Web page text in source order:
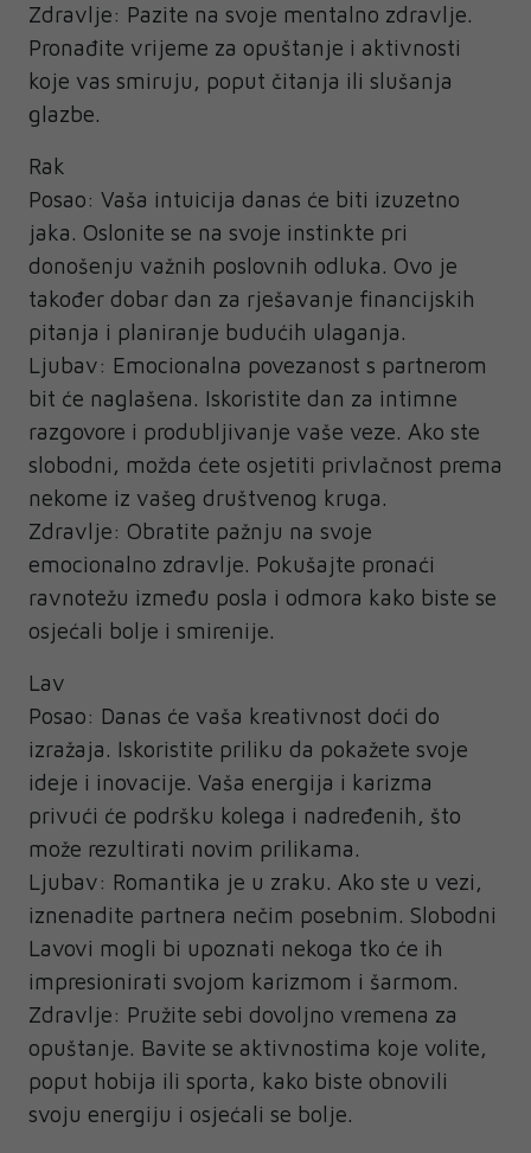
Zdravlje: Pazite na svoje mentalno zdravlje.
Pronađite vrijeme za opuštanje i aktivnosti
koje vas smiruju, poput čitanja ili slušanja
glazbe.
Rak
Posao: Vaša intuicija danas će biti izuzetno
jaka. Oslonite se na svoje instinkte pri
donošenju važnih poslovnih odluka. Ovo je
također dobar dan za rješavanje financijskih
pitanja i planiranje budućih ulaganja.
Ljubav: Emocionalna povezanost s partnerom
bit će naglašena. Iskoristite dan za intimne
razgovore i produbljivanje vaše veze. Ako ste
slobodni, možda ćete osjetiti privlačnost prema
nekome iz vašeg društvenog kruga.
Zdravlje: Obratite pažnju na svoje
emocionalno zdravlje. Pokušajte pronaći
ravnotežu između posla i odmora kako biste se
osjećali bolje i smirenije.
Lav
Posao: Danas će vaša kreativnost doći do
izražaja. Iskoristite priliku da pokažete svoje
ideje i inovacije. Vaša energija i karizma
privući će podršku kolega i nadređenih, što
može rezultirati novim prilikama.
Ljubav: Romantika je u zraku. Ako ste u vezi,
iznenadite partnera nečim posebnim. Slobodni
Lavovi mogli bi upoznati nekoga tko će ih
impresionirati svojom karizmom i šarmom.
Zdravlje: Pružite sebi dovoljno vremena za
opuštanje. Bavite se aktivnostima koje volite,
poput hobija ili sporta, kako biste obnovili
svoju energiju i osjećali se bolje.